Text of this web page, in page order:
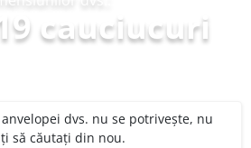
cauciucuri
dvs. nu se potrivește, nu
să căutați din nou.